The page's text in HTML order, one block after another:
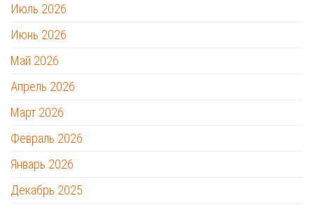
Июль 2026
Июнь 2026
Май 2026
Апрель 2026
Март 2026
Февраль 2026
Январь 2026
Декабрь 2025